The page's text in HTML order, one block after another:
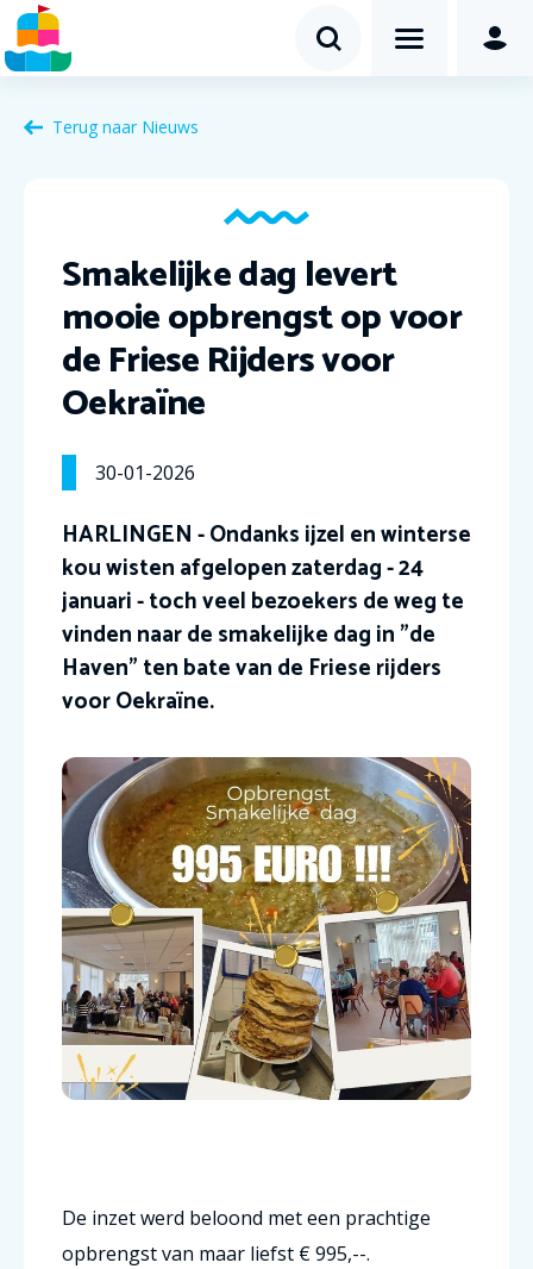
Terug naar Nieuws
Smakelijke dag levert
mooie opbrengst op voor
de Friese Rijders voor
Oekraïne
30-01-2026
HARLINGEN - Ondanks ijzel en winterse
kou wisten afgelopen zaterdag - 24
januari - toch veel bezoekers de weg te
vinden naar de smakelijke dag in "de
Haven" ten bate van de Friese rijders
voor Oekraïne.
De inzet werd beloond met een prachtige
opbrengst van maar liefst € 995,--.